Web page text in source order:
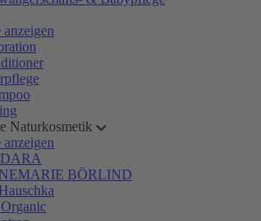
Naturkosmetik
BÖRLIND